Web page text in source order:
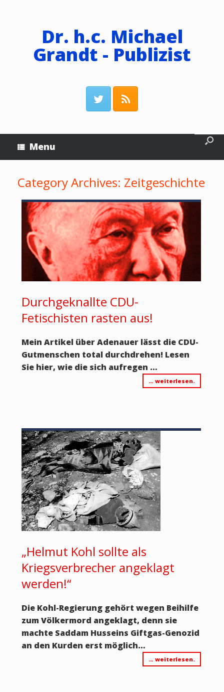
Dr. h.c. Michael
Grandt - Publizist
Menu
Category Archives: Zeitgeschichte
Durchgeknallte CDU-
Fetischisten rasten aus!
Mein Artikel über Adenauer lässt die CDU-
Gutmenschen total durchdrehen! Lesen
Sie hier, wie die sich aufregen …
… weiterlesen.
„Helmut Kohl sollte als
Kriegsverbrecher angeklagt
werden!“
Die Kohl-Regierung gehört wegen Beihilfe
zum Völkermord angeklagt, denn sie
machte Saddam Husseins Giftgas-Genozid
an den Kurden erst möglich…
… weiterlesen.